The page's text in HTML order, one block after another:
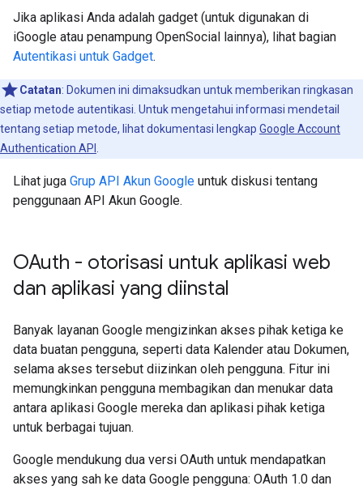
Jika aplikasi Anda adalah gadget (untuk digunakan di
iGoogle atau penampung OpenSocial lainnya), lihat bagian
Autentikasi untuk Gadget.
Catatan: Dokumen ini dimaksudkan untuk memberikan ringkasan
setiap metode autentikasi. Untuk mengetahui informasi mendetail
tentang setiap metode, lihat dokumentasi lengkap Google Account
Authentication API
Lihat juga Grup API Akun Google untuk diskusi tentang
penggunaan API Akun Google.
OAuth - otorisasi untuk aplikasi web
dan aplikasi yang diinstal
Banyak layanan Google mengizinkan akses pihak ketiga ke
data buatan pengguna, seperti data Kalender atau Dokumen,
selama akses tersebut diizinkan oleh pengguna. Fitur ini
memungkinkan pengguna membagikan dan menukar data
antara aplikasi Google mereka dan aplikasi pihak ketiga
untuk berbagai tujuan.
Google mendukung dua versi OAuth untuk mendapatkan
akses yang sah ke data Google pengguna: OAuth 1.0 dan